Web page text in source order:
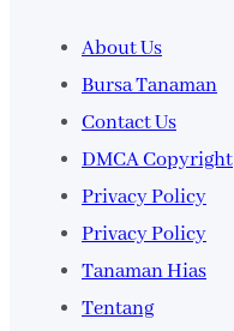
About Us
Bursa Tanaman
Contact Us
DMCA Copyright
Privacy Policy
Privacy Policy
Tanaman Hias
Tentang